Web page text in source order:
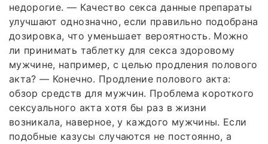
недорогие. — Качество секса данные препараты
улучшают однозначно, если правильно подобрана
дозировка, что уменьшает вероятность. Можно
ли принимать таблетку для секса здоровому
мужчине, например, с целью продления полового
акта? — Конечно. Продление полового акта:
обзор средств для мужчин. Проблема короткого
сексуального акта хотя бы раз в жизни
возникала, наверное, у каждого мужчины. Если
подобные казусы случаются не постоянно, а